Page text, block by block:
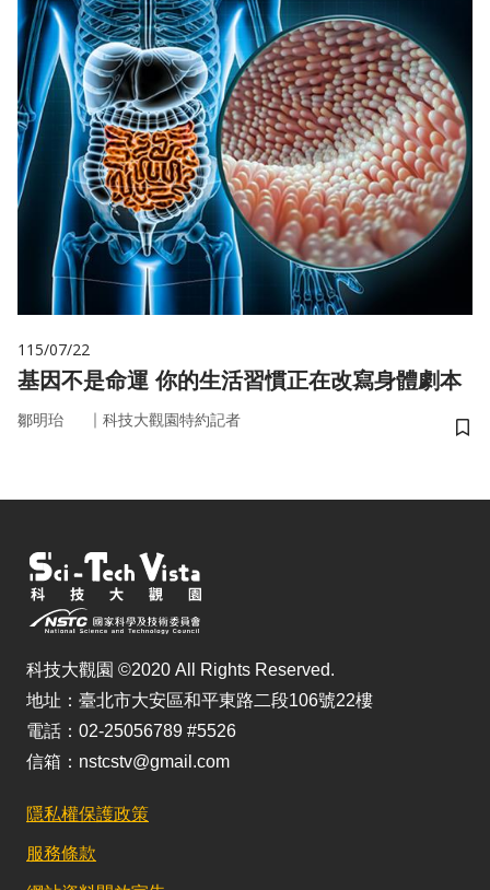
115/07/22
基因不是命運 你的生活習慣正在改寫身體劇本
鄒明珆 ｜ 科技大觀園特約記者
儲
科技大觀園 ©2020 All Rights Reserved.
地址：臺北市大安區和平東路二段106號22樓
電話：02-25056789 #5526
信箱：nstcstv@gmail.com
隱私權保護政策
服務條款